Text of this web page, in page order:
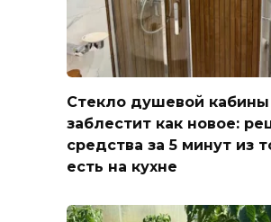
Стекло душевой кабины
заблестит как новое:
средства за 5 минут из
есть на кухне